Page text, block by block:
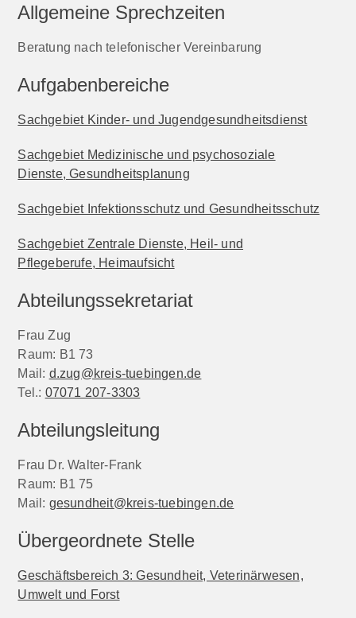
Allgemeine Sprechzeiten
Beratung nach telefonischer Vereinbarung
Aufgabenbereiche
Sachgebiet Kinder- und Jugendgesundheitsdienst
Sachgebiet Medizinische und psychosoziale
Dienste, Gesundheitsplanung
Sachgebiet Infektionsschutz und Gesundheitsschutz
Sachgebiet Zentrale Dienste, Heil- und
Pflegeberufe, Heimaufsicht
Abteilungssekretariat
Frau Zug
Raum: B1 73
Mail: d.zug@kreis-tuebingen.de
Tel.: 07071 207-3303
Abteilungsleitung
Frau Dr. Walter-Frank
Raum: B1 75
Mail: gesundheit@kreis-tuebingen.de
Übergeordnete Stelle
Geschäftsbereich 3: Gesundheit, Veterinärwesen,
Umwelt und Forst